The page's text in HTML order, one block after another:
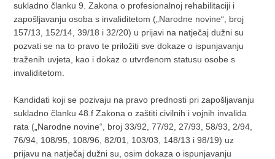
sukladno članku 9. Zakona o profesionalnoj rehabilitaciji i
zapošljavanju osoba s invaliditetom („Narodne novine“, broj
157/13, 152/14, 39/18 i 32/20) u prijavi na natječaj dužni su
pozvati se na to pravo te priložiti sve dokaze o ispunjavanju
traženih uvjeta, kao i dokaz o utvrđenom statusu osobe s
invaliditetom.
Kandidati koji se pozivaju na pravo prednosti pri zapošljavanju
sukladno članku 48.f Zakona o zaštiti civilnih i vojnih invalida
rata („Narodne novine“, broj 33/92, 77/92, 27/93, 58/93, 2/94,
76/94, 108/95, 108/96, 82/01, 103/03, 148/13 i 98/19) uz
prijavu na natječaj dužni su, osim dokaza o ispunjavanju